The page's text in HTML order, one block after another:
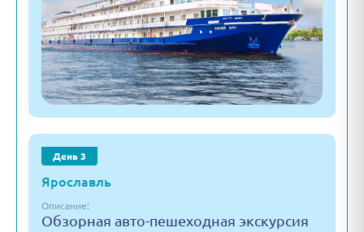
День 3
Ярославль
Описание:
Обзорная авто-пешеходная экскурсия